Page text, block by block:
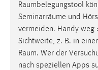
Raumbelegungstool
Seminarräume und
vermeiden. Handy weg
Sichtweite, z. B. in
Raum. Wer der
nach speziellen Apps